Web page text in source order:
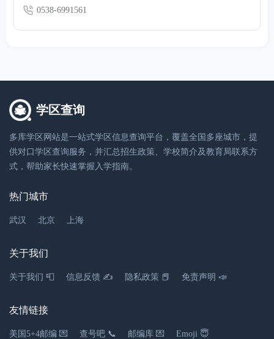
0538-6991561
学区查询
多库学区网站是一站式学区信息查询平台，覆盖全国多座城市，提
供对口学区查询服务，并汇总招生政策、学校简介及教育局联系方
式，帮助家长快速掌握入学指南。
热门城市
武汉 北京 上海
关于我们
关于我们 📮 信息反馈 ✍ 隐私政策 📕 免责声明 📣
友情链接
美国5+4邮编 💌 查号吧 📞 邮编库 💌 Emoji 😇